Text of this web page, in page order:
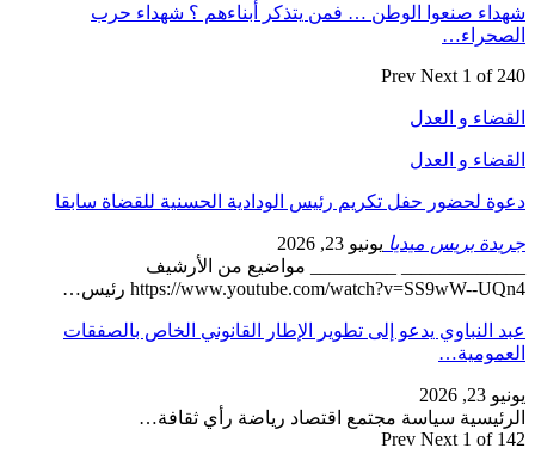
شهداء صنعوا الوطن … فمن يتذكر أبناءهم ؟ شهداء حرب
الصحراء…
Prev Next 1 of 240
القضاء و العدل
القضاء و العدل
دعوة لحضور حفل تكريم رئيس الودادية الحسنية للقضاة سابقا
جريدة بريس ميديا يونيو 23, 2026
_____________ _________ مواضيع من الأرشيف
https://www.youtube.com/watch?v=SS9wW--UQn4 رئيس…
عبد النباوي يدعو إلى تطوير الإطار القانوني الخاص بالصفقات
العمومية…
يونيو 23, 2026
الرئيسية سياسة مجتمع اقتصاد رياضة رأي ثقافة…
Prev Next 1 of 142